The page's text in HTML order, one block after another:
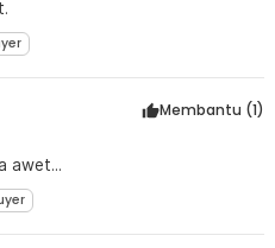
Membantu (1)
awet...